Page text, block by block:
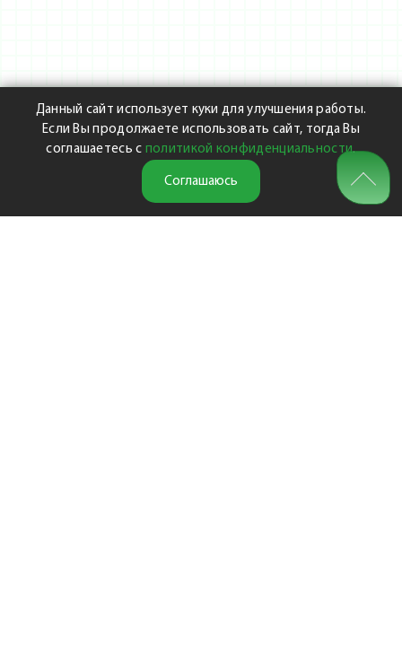
Данный сайт использует куки для улучшения работы.
Если Вы продолжаете использовать сайт, тогда Вы
соглашаетесь с политикой конфиденциальности.
Соглашаюсь